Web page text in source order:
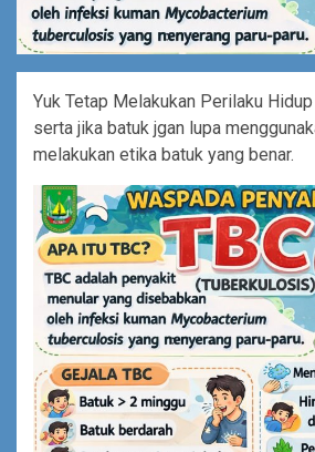
Yuk Tetap Melakukan Perilaku
serta jika batuk jgan lupa
melakukan etika batuk yang benar.